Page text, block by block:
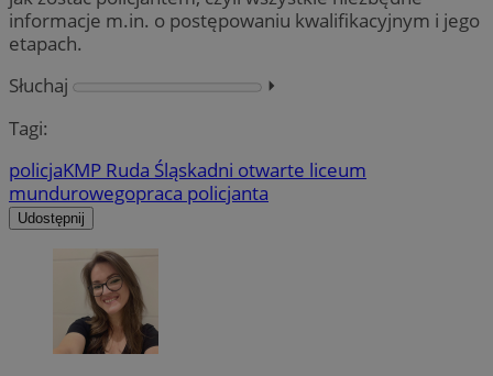
informacje m.in. o postępowaniu kwalifikacyjnym i jego
etapach.
Słuchaj
⏵︎
Tagi:
policjaKMP Ruda Śląskadni otwarte liceum
mundurowegopraca policjanta
Udostępnij